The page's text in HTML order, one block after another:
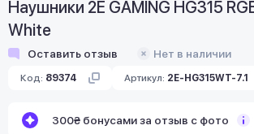
Наушники 2E GAMING HG315
White
Оставить отзыв Нет в наличии
Код: 89374 Артикул: 2E-HG315WT-7.1
300₴ бонусами за отзыв с фото